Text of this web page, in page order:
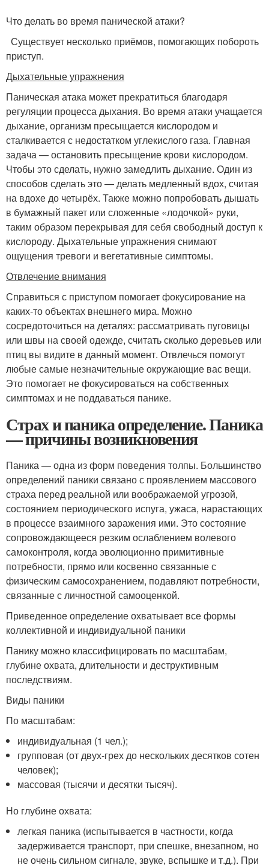
Что делать во время панической атаки?
Существует несколько приёмов, помогающих побороть
приступ.
Дыхательные упражнения
Паническая атака может прекратиться благодаря
регуляции процесса дыхания. Во время атаки учащается
дыхание, организм пресыщается кислородом и
сталкивается с недостатком углекислого газа. Главная
задача — остановить пресыщение крови кислородом.
Чтобы это сделать, нужно замедлить дыхание. Один из
способов сделать это — делать медленный вдох, считая
на вдохе до четырёх. Также можно попробовать дышать
в бумажный пакет или сложенные «лодочкой» руки,
таким образом перекрывая для себя свободный доступ к
кислороду. Дыхательные упражнения снимают
ощущения тревоги и вегетативные симптомы.
Отвлечение внимания
Справиться с приступом помогает фокусирование на
каких-то объектах внешнего мира. Можно
сосредоточиться на деталях: рассматривать пуговицы
или швы на своей одежде, считать сколько деревьев или
птиц вы видите в данный момент. Отвлечься помогут
любые самые незначительные окружающие вас вещи.
Это помогает не фокусироваться на собственных
симптомах и не поддаваться панике.
Страх и паника определение. Паника
— причины возникновения
Паника — одна из форм поведения толпы. Большинство
определений паники связано с проявлением массового
страха перед реальной или воображаемой угрозой,
состоянием периодического испуга, ужаса, нарастающих
в процессе взаимного заражения ими. Это состояние
сопровождающееся резким ослаблением волевого
самоконтроля, когда эволюционно примитивные
потребности, прямо или косвенно связанные с
физическим самосохранением, подавляют потребности,
связанные с личностной самооценкой.
Приведенное определение охватывает все формы
коллективной и индивидуальной паники
Панику можно классифицировать по масштабам,
глубине охвата, длительности и деструктивным
последствиям.
Виды паники
По масштабам:
индивидуальная (1 чел.);
групповая (от двух-грех до нескольких десятков сотен
человек);
массовая (тысячи и десятки тысяч).
Но глубине охвата:
легкая паника (испытывается в частности, когда
задерживается транспорт, при спешке, внезапном, но
не очень сильном сигнале, звуке, вспышке и т.д.). При